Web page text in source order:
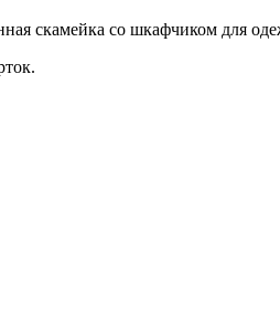
скамейка со шкафчиком для